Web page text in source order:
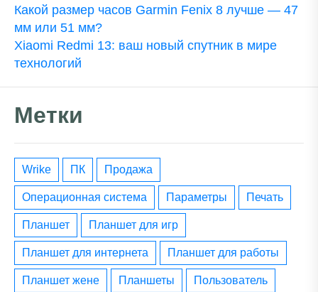
Какой размер часов Garmin Fenix 8 лучше — 47
мм или 51 мм?
Xiaomi Redmi 13: ваш новый спутник в мире
технологий
Метки
wrike ПК Продажа
операционная система параметры печать
планшет планшет для игр
планшет для интернета планшет для работы
планшет жене планшеты пользователь